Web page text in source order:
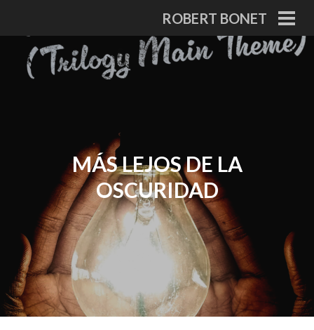
ROBERT BONET
MÁS LEJOS DE LA
OSCURIDAD